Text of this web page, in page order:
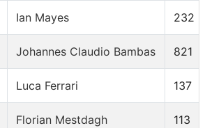
Ian Mayes 232
Johannes Claudio Bambas 821
Luca Ferrari 137
Florian Mestdagh 113